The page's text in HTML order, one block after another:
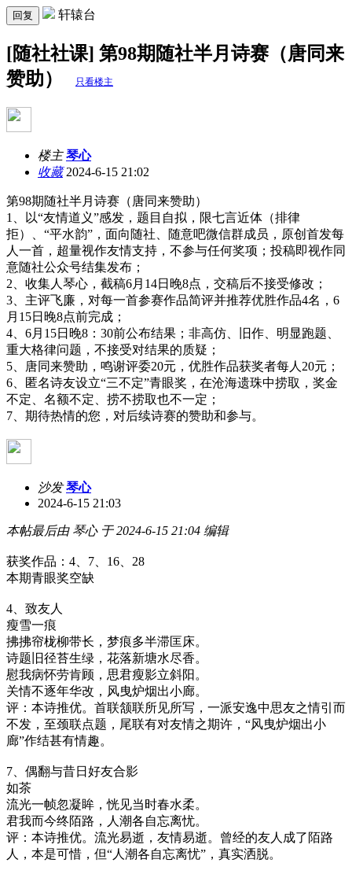
回复 轩辕台
[随社社课] 第98期随社半月诗赛（唐同来
赞助）
只看楼主
楼主 琴心
收藏2024-6-15 21:02
第98期随社半月诗赛（唐同来赞助）
1、以“友情道义”感发，题目自拟，限七言近体（排律
拒）、“平水韵”，面向随社、随意吧微信群成员，原创首发每
人一首，超量视作友情支持，不参与任何奖项；投稿即视作同
意随社公众号结集发布；
2、收集人琴心，截稿6月14日晚8点，交稿后不接受修改；
3、主评飞廉，对每一首参赛作品简评并推荐优胜作品4名，6
月15日晚8点前完成；
4、6月15日晚8：30前公布结果；非高仿、旧作、明显跑题、
重大格律问题，不接受对结果的质疑；
5、唐同来赞助，鸣谢评委20元，优胜作品获奖者每人20元；
6、匿名诗友设立“三不定”青眼奖，在沧海遗珠中捞取，奖金
不定、名额不定、捞不捞取也不一定；
7、期待热情的您，对后续诗赛的赞助和参与。
沙发 琴心
2024-6-15 21:03
本帖最后由 琴心 于 2024-6-15 21:04 编辑
获奖作品：4、7、16、28
本期青眼奖空缺
4、致友人
瘦雪一痕
拂拂帘栊柳带长，梦痕多半滞匡床。
诗题旧径苔生绿，花落新塘水尽香。
慰我病怀劳肯顾，思君瘦影立斜阳。
关情不逐年华改，风曳炉烟出小廊。
评：本诗推优。首联颔联所见所写，一派安逸中思友之情引而
不发，至颈联点题，尾联有对友情之期许，“风曳炉烟出小
廊”作结甚有情趣。
7、偶翻与昔日好友合影
如茶
流光一帧忽凝眸，恍见当时春水柔。
君我而今终陌路，人潮各自忘离忧。
评：本诗推优。流光易逝，友情易逝。曾经的友人成了陌路
人，本是可惜，但“人潮各自忘离忧”，真实洒脱。